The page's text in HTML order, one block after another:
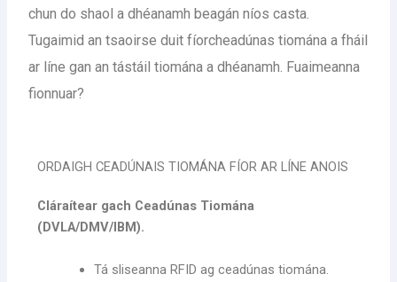
chun do shaol a dhéanamh beagán níos casta.
Tugaimid an tsaoirse duit fíorcheadúnas tiomána a fháil
ar líne gan an tástáil tiomána a dhéanamh. Fuaimeanna
fionnuar?
ORDAIGH CEADÚNAIS TIOMÁNA FÍOR AR LÍNE ANOIS
Cláraítear gach Ceadúnas Tiomána
(DVLA/DMV/IBM).
Tá sliseanna RFID ag ceadúnas tiomána.